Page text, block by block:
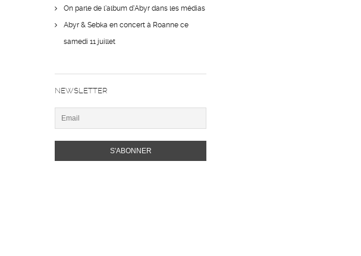
On parle de l’album d’Abyr dans les médias
Abyr & Sebka en concert à Roanne ce
samedi 11 juillet
NEWSLETTER